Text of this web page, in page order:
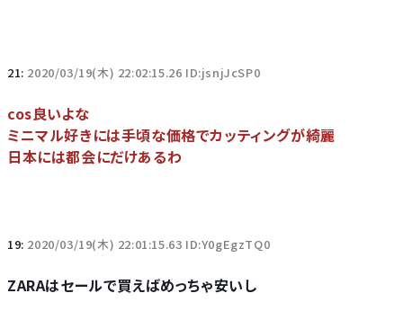
21: 2020/03/19(木) 22:02:15.26 ID:jsnjJcSP0
cos良いよな
ミニマル好きには手頃な価格でカッティングが綺麗
日本には都会にだけあるわ
19: 2020/03/19(木) 22:01:15.63 ID:Y0gEgzTQ0
ZARAはセールで買えばめっちゃ安いし